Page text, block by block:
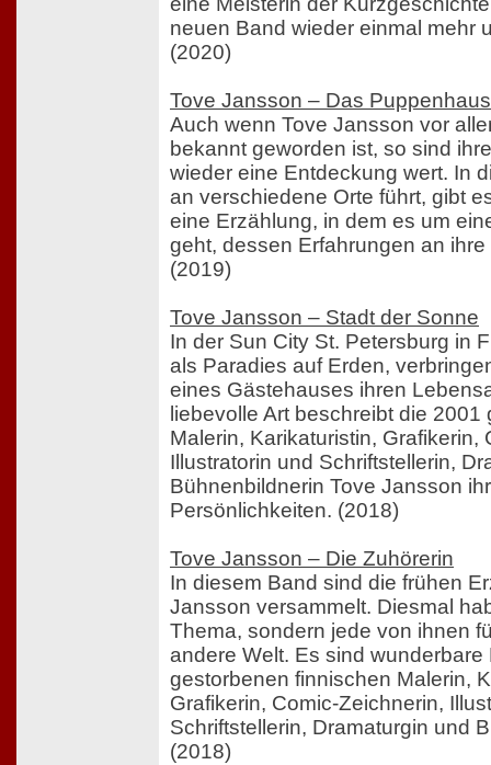
neuen Band wieder einmal mehr
(2020)
Tove Jansson – Das Puppenhaus
Auch wenn Tove Jansson vor
bekannt geworden ist, so sind
wieder eine Entdeckung wert. In
an verschiedene Orte führt, gibt
eine Erzählung, in dem es um
geht, dessen Erfahrungen an
(2019)
Tove Jansson – Stadt der Sonne
In der Sun City St. Petersburg in
als Paradies auf Erden,
eines Gästehauses ihren
liebevolle Art beschreibt die
Malerin, Karikaturistin, Grafikerin,
Illustratorin und Schriftstellerin,
Bühnenbildnerin Tove Jansson
Persönlichkeiten. (2018)
Tove Jansson – Die Zuhörerin
In diesem Band sind die frühen
Jansson versammelt. Diesmal
Thema, sondern jede von ihnen
andere Welt. Es sind
gestorbenen finnischen Malerin,
Grafikerin, Comic-Zeichnerin,
Schriftstellerin, Dramaturgin und
(2018)